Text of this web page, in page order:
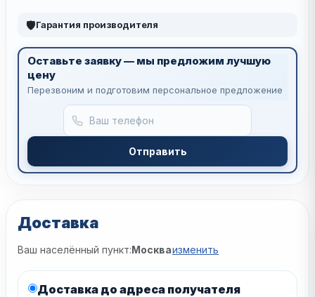
🛡Гарантия производителя
Оставьте заявку — мы предложим лучшую
цену
Перезвоним и подготовим персональное предложение
Отправить
Доставка
Ваш населённый пункт:Москваизменить
Доставка до адреса получателя